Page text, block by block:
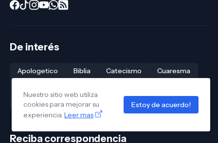
De interés
Apologetico Biblia Catecismo
Cuaresma
Santos
Semana Santa 2026
Reciba correspondencia
Nuestro sitio web utiliza
cookies para mejorar su
experiencia. Leer mas
Estoy de acuerdo!